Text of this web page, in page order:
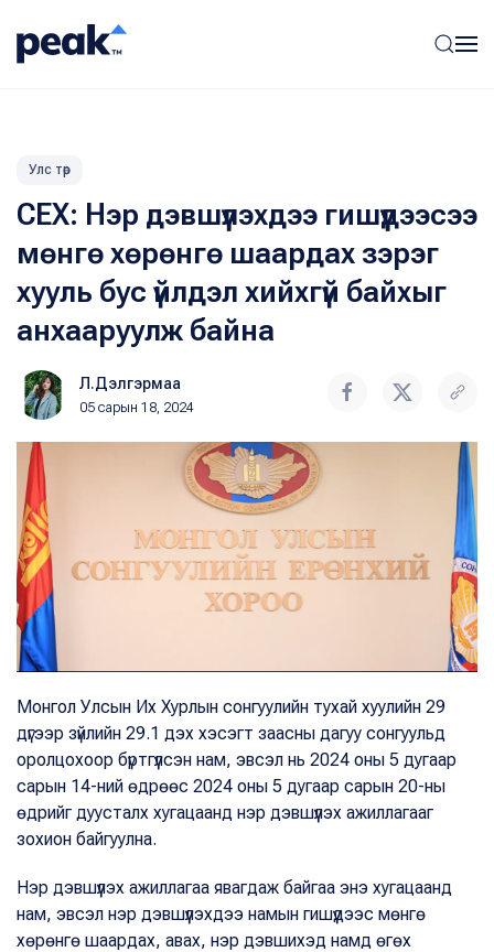
Улс төр
СЕХ: Нэр дэвшүүлэхдээ гишүүдээсээ
мөнгө хөрөнгө шаардах зэрэг
хууль бус үйлдэл хийхгүй байхыг
анхааруулж байна
Л.Дэлгэрмаа
05 сарын 18, 2024
Монгол Улсын Их Хурлын сонгуулийн тухай хуулийн 29
дүгээр зүйлийн 29.1 дэх хэсэгт заасны дагуу сонгуульд
оролцохоор бүртгүүлсэн нам, эвсэл нь 2024 оны 5 дугаар
сарын 14-ний өдрөөс 2024 оны 5 дугаар сарын 20-ны
өдрийг дуусталх хугацаанд нэр дэвшүүлэх ажиллагааг
зохион байгуулна.
Нэр дэвшүүлэх ажиллагаа явагдаж байгаа энэ хугацаанд
нам, эвсэл нэр дэвшүүлэхдээ намын гишүүдээс мөнгө
хөрөнгө шаардах, авах, нэр дэвшихэд намд өгөх